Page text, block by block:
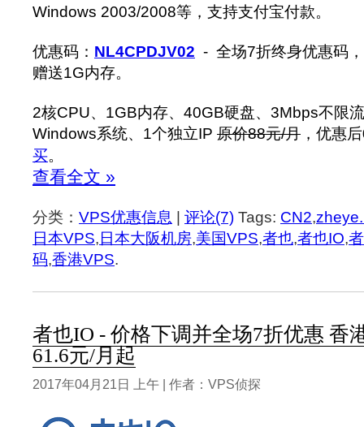
Windows 2003/2008等，支持支付宝付款。
优惠码： NL4CPDJV02 - 全场7折终身优惠码
赠送1G内存。
2核CPU、1GB内存、40GB硬盘、3Mbps不限
Windows系统、1个独立IP 原价88元/月 ，优惠后
买。
查看全文 »
分类： VPS优惠信息 | 评论(7) Tags: CN2,
日本VPS,日本大阪机房,美国VPS,者也,者也IO,
码,香港VPS.
者也IO - 价格下调并全场7折优惠 香
61.6元/月起
2017年04月21日 上午 | 作者：VPS侦探